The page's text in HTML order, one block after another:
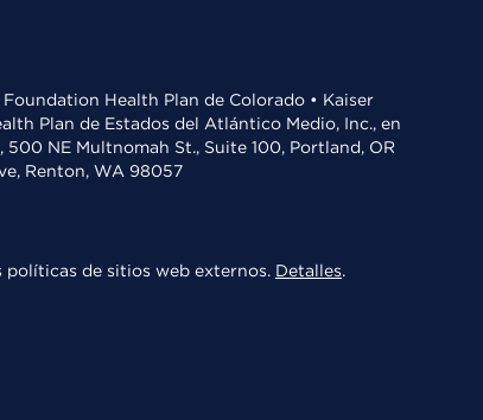
Health Plan de Colorado • Kaiser
Plan de Estados del Atlántico Medio, Inc., en
NE Multnomah St., Suite 100, Portland, OR
Renton, WA 98057
políticas de sitios web externos. Detalles.